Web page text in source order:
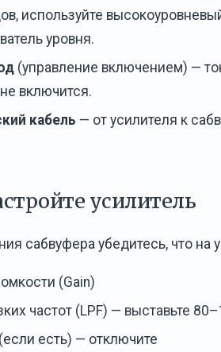
используйте
уровня.
(управление включением) —
включится.
кабель — от усилителя к
усилитель
сабвуфера убедитесь, что на
(Gain)
частот (LPF) — выставьте
есть) — отключите